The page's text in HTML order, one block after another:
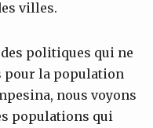
villes.
politiques qui ne
pour la population
nous voyons
populations qui